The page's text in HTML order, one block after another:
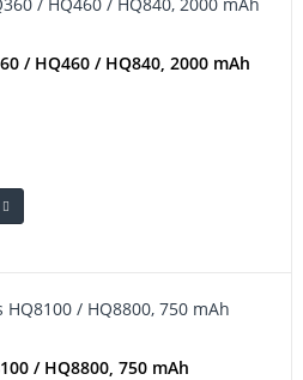
/ HQ460 / HQ840, 2000 mAh
/ HQ8800, 750 mAh